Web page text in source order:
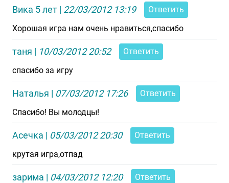
Вика 5 лет | 22/03/2012 13:19
Ответить
Хорошая игра нам очень нравиться,спасибо
таня | 10/03/2012 20:52
Ответить
спасибо за игру
Наталья | 07/03/2012 17:26
Ответить
Спасибо! Вы молодцы!
Асечка | 05/03/2012 20:30
Ответить
крутая игра,отпад
зарима | 04/03/2012 12:20
Ответить